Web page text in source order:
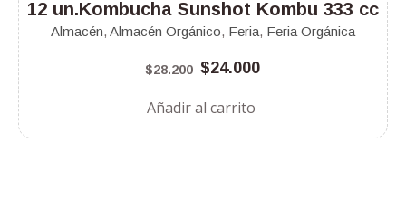
¡Oferta!
12 un.Kombucha Sunshot Kombu 333 cc
Almacén, Almacén Orgánico, Feria, Feria Orgánica
$28.200 $24.000
Añadir al carrito